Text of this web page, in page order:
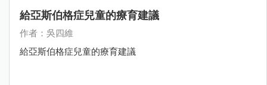
給亞斯伯格症兒童的療育建議
作者：吳四維
給亞斯伯格症兒童的療育建議